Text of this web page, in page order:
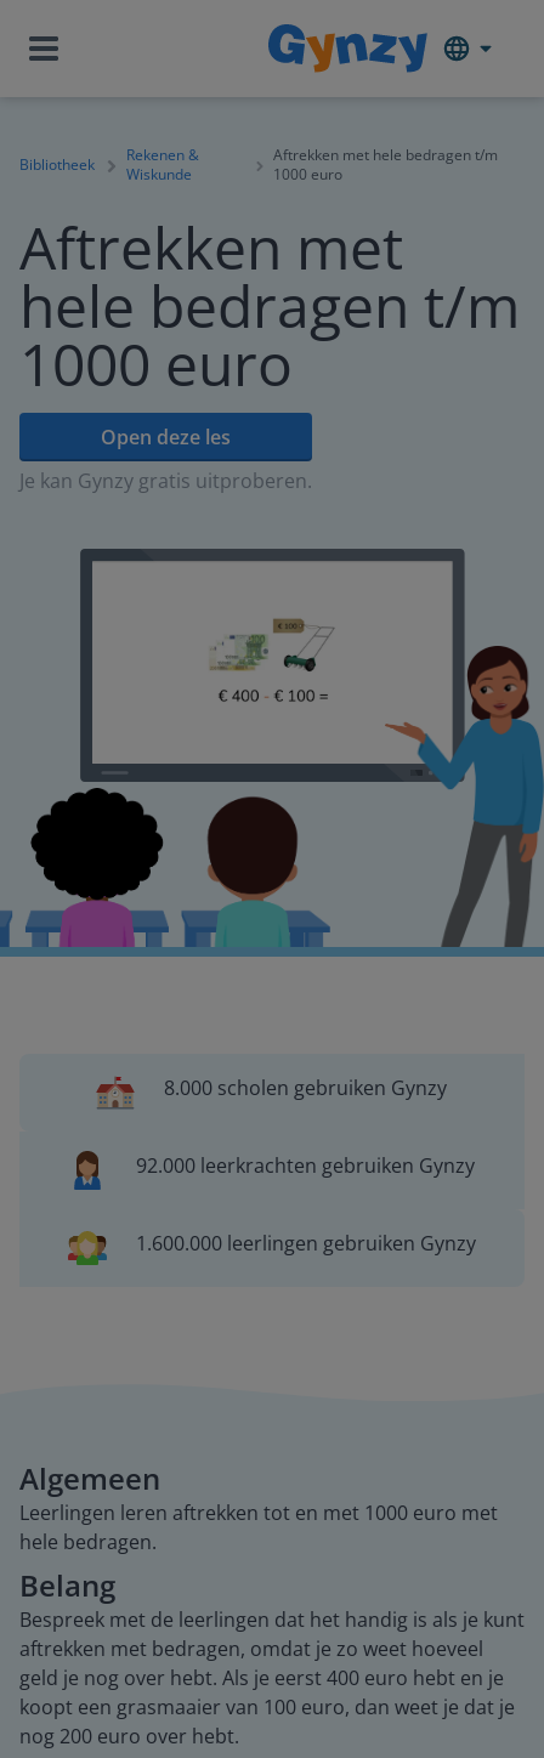
Bibliotheek
Rekenen &
Wiskunde
Aftrekken met hele bedragen t/m
1000 euro
Aftrekken met
hele bedragen t/m
1000 euro
Open deze les
Je kan Gynzy gratis uitproberen.
8.000 scholen gebruiken Gynzy
92.000 leerkrachten gebruiken Gynzy
1.600.000 leerlingen gebruiken Gynzy
Algemeen
Leerlingen leren aftrekken tot en met 1000 euro met
hele bedragen.
Belang
Bespreek met de leerlingen dat het handig is als je kunt
aftrekken met bedragen, omdat je zo weet hoeveel
geld je nog over hebt. Als je eerst 400 euro hebt en je
koopt een grasmaaier van 100 euro, dan weet je dat je
nog 200 euro over hebt.